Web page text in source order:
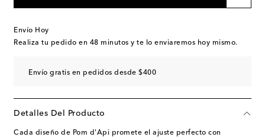
Envío Hoy
Realiza tu pedido en 48 minutos y te lo enviaremos hoy mismo.
Envío gratis en pedidos desde $400
Detalles Del Producto
Cada diseño de Pom d'Api promete el ajuste perfecto con